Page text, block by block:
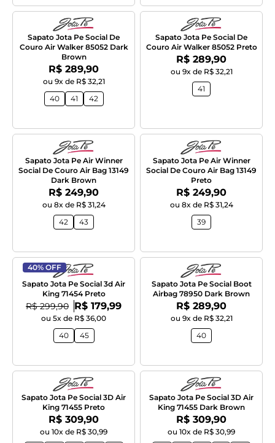
Sapato Jota Pe Social De
Couro Air Walker 85052 Dark
Brown
Por:
R$ 289,90
ou 9x de R$ 32,21
40
41 42
Sapato Jota Pe Social De
Couro Air Walker 85052 Preto
Por:
R$ 289,90
ou 9x de R$ 32,21
41
Sapato Jota Pe Air Winner
Social De Couro Air Bag 13149
Dark Brown
Por:
R$ 249,90
ou 8x de R$ 31,24
42
43
Sapato Jota Pe Air Winner
Social De Couro Air Bag 13149
Preto
Por:
R$ 249,90
ou 8x de R$ 31,24
39
40% OFF
Sapato Jota Pe Social 3d Air
King 71454 Preto
De:
R$ 299,90 Por:
R$ 179,99
ou 5x de R$ 36,00
40
45
Sapato Jota Pe Social Boot
Airbag 78950 Dark Brown
Por:
R$ 289,90
ou 9x de R$ 32,21
40
Sapato Jota Pe Social 3D Air
King 71455 Preto
Por:
R$ 309,90
ou 10x de R$ 30,99
Sapato Jota Pe Social 3D Air
King 71455 Dark Brown
Por:
R$ 309,90
ou 10x de R$ 30,99